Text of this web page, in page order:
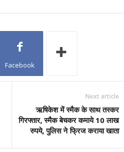
Facebook
Next article
ऋषिकेश में स्मैक के साथ तस्कर
गिरफ्तार, स्मैक बेचकर कमाये 10 लाख
रुपये, पुलिस ने फ्रिज कराया खाता